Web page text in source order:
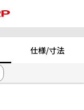
仕様/寸法